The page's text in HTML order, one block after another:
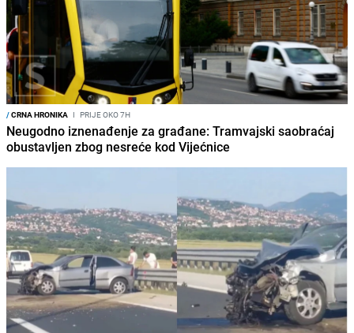
/CRNA HRONIKA I PRIJE OKO 7H
Neugodno iznenađenje za građane: Tramvajski saobraćaj
obustavljen zbog nesreće kod Vijećnice